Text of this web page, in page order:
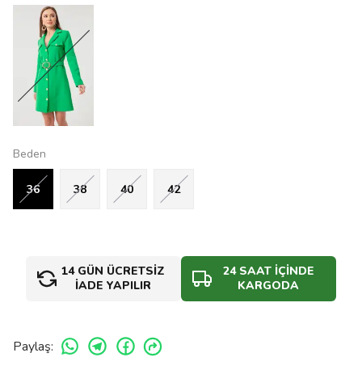
Beden
36 38 40 42
14 GÜN ÜCRETSİZ
İADE YAPILIR
24 SAAT İÇİNDE
KARGODA
Paylaş: